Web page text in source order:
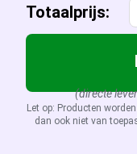
Totaalprijs:
(directe
Let op: Producten
dan ook niet van